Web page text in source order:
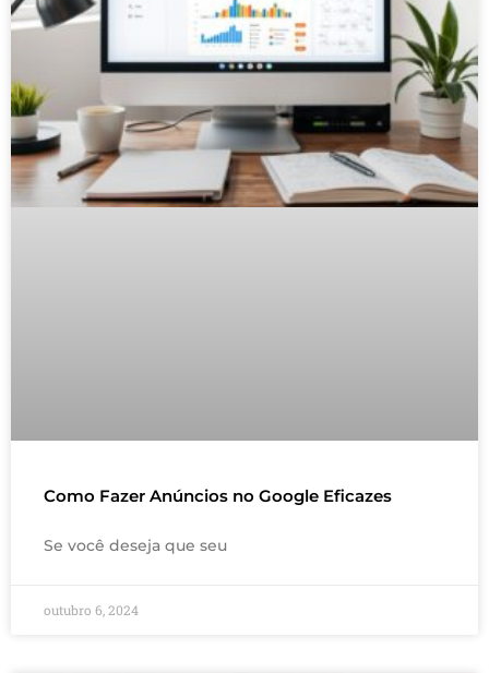
Como Fazer Anúncios no Google Eficazes
Se você deseja que seu
outubro 6, 2024